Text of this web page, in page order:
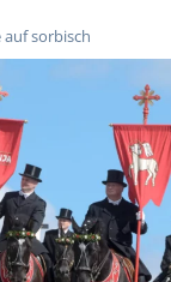
sorbisch